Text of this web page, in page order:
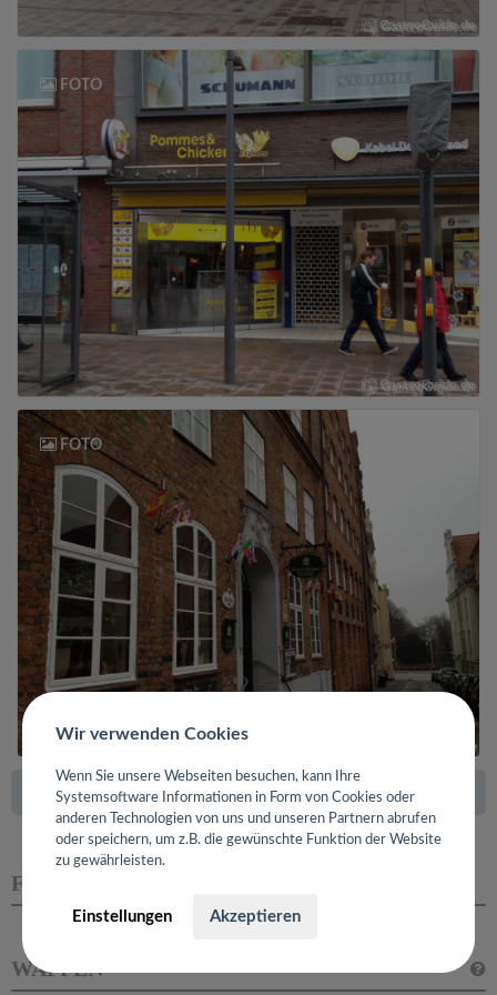
FOTO
FOTO
« Seite 1 von 14 »
FREUNDE
WAPPEN
Wir verwenden Cookies
Wenn Sie unsere Webseiten besuchen, kann Ihre
Systemsoftware Informationen in Form von Cookies oder
anderen Technologien von uns und unseren Partnern abrufen
oder speichern, um z.B. die gewünschte Funktion der Website
zu gewährleisten.
Einstellungen Akzeptieren